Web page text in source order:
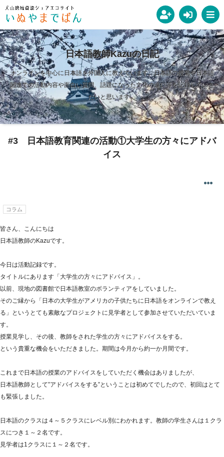
日本語教師Kazuの日記
オンラインを中心に日本語を外国人に教えています。日本語の授業や日本語
関連での活動内容や面白い質問、話題になった文化の違い等を記録していき
たいと思います。
#3 日本語教育関連の活動①大学生の方々にアドバ
イス
コラム
皆さん、こんにちは
日本語教師のKazuです。
今日は活動記録です。
タイトルにあります「大学生の方々にアドバイス」。
以前、現地の図書館で日本語教室のボランティアをしていました。
そのご縁から「日本の大学生がアメリカの子供たちに日本語をオンラインで教え
る」というとても素敵なプロジェクトに見学者として参加させていただいていま
す。
授業見学し、その後、教師をされた学生の方々にアドバイスをする。
という貴重な機会をいただきました。期間は今月から約一か月間です。
これまで日本語の授業のアドバイスをしていただく機会はありましたが、
日本語教師として”アドバイスをする”ということは初めてでしたので、初回はとて
も緊張しました。
日本語のクラスは４～５クラスにレベル別にわかれます。教師の学生さんは１クラ
スにつき１～２名です。
見学者は1クラスに１～２名です。